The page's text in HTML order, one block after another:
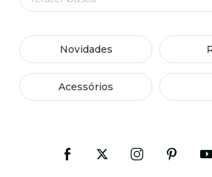
Novidades
Acessórios